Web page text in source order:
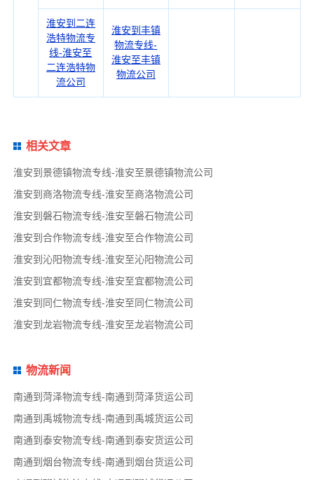
淮安到二连
浩特物流专
线-淮安至
二连浩特物
流公司
淮安到丰镇
物流专线-
淮安至丰镇
物流公司
相关文章
淮安到景德镇物流专线-淮安至景德镇物流公司
淮安到商洛物流专线-淮安至商洛物流公司
淮安到磐石物流专线-淮安至磐石物流公司
淮安到合作物流专线-淮安至合作物流公司
淮安到沁阳物流专线-淮安至沁阳物流公司
淮安到宜都物流专线-淮安至宜都物流公司
淮安到同仁物流专线-淮安至同仁物流公司
淮安到龙岩物流专线-淮安至龙岩物流公司
物流新闻
南通到菏泽物流专线-南通到菏泽货运公司
南通到禹城物流专线-南通到禹城货运公司
南通到泰安物流专线-南通到泰安货运公司
南通到烟台物流专线-南通到烟台货运公司